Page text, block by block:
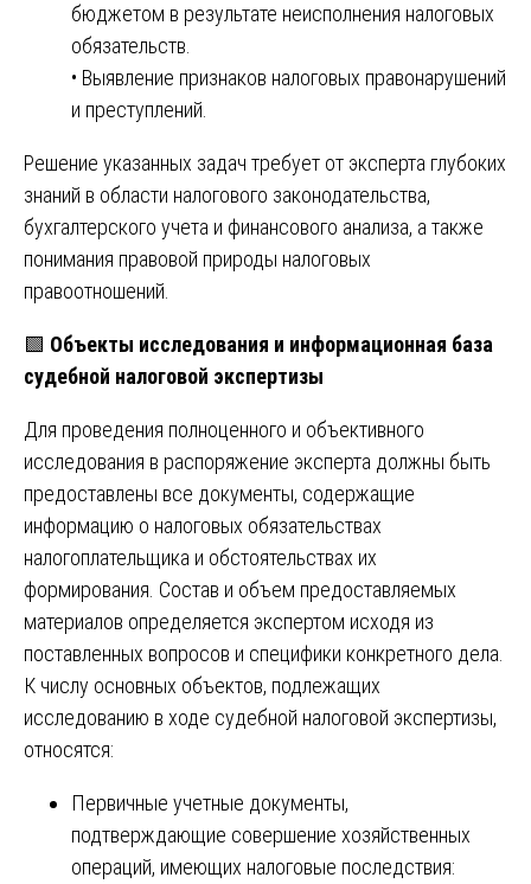
бюджетом в результате неисполнения налоговых
обязательств.
• Выявление признаков налоговых правонарушений
и преступлений.
Решение указанных задач требует от эксперта глубоких
знаний в области налогового законодательства,
бухгалтерского учета и финансового анализа, а также
понимания правовой природы налоговых
правоотношений.
🟩 Объекты исследования и информационная база
судебной налоговой экспертизы
Для проведения полноценного и объективного
исследования в распоряжение эксперта должны быть
предоставлены все документы, содержащие
информацию о налоговых обязательствах
налогоплательщика и обстоятельствах их
формирования. Состав и объем предоставляемых
материалов определяется экспертом исходя из
поставленных вопросов и специфики конкретного дела.
К числу основных объектов, подлежащих
исследованию в ходе судебной налоговой экспертизы,
относятся:
Первичные учетные документы,
подтверждающие совершение хозяйственных
операций, имеющих налоговые последствия: